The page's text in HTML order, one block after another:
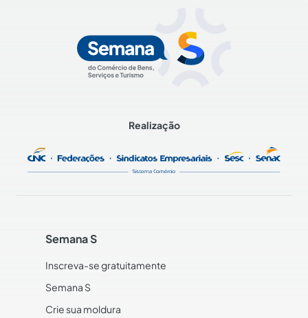
Realização
Semana S
Inscreva-se gratuitamente
Semana S
Crie sua moldura